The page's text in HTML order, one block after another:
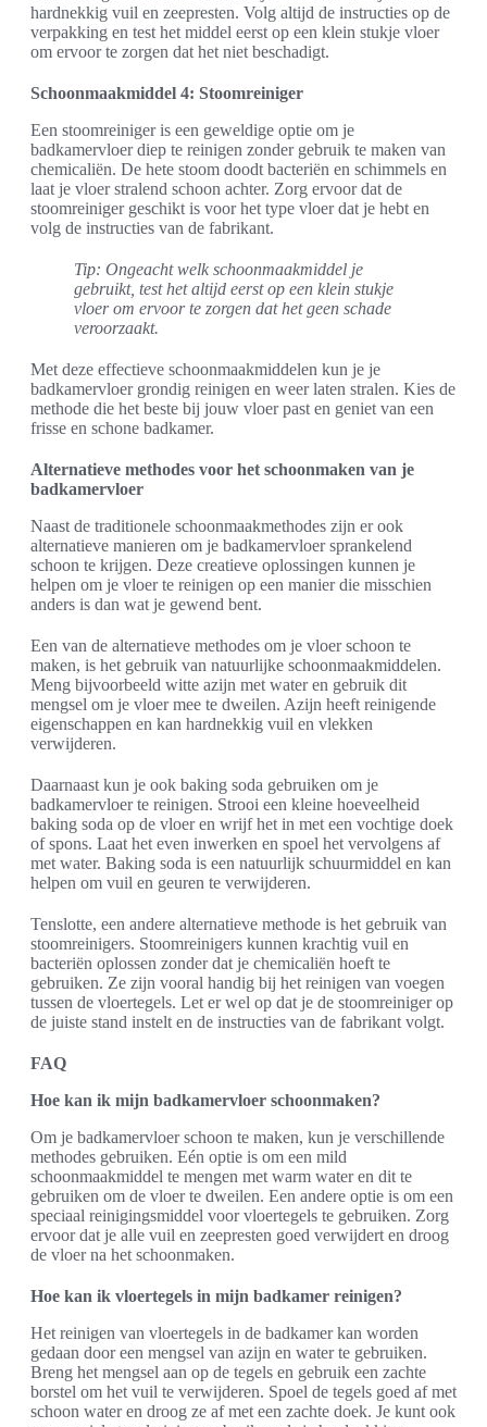
hardnekkig vuil en zeepresten. Volg altijd de instructies op de
verpakking en test het middel eerst op een klein stukje vloer
om ervoor te zorgen dat het niet beschadigt.
Schoonmaakmiddel 4: Stoomreiniger
Een stoomreiniger is een geweldige optie om je
badkamervloer diep te reinigen zonder gebruik te maken van
chemicaliën. De hete stoom doodt bacteriën en schimmels en
laat je vloer stralend schoon achter. Zorg ervoor dat de
stoomreiniger geschikt is voor het type vloer dat je hebt en
volg de instructies van de fabrikant.
Tip: Ongeacht welk schoonmaakmiddel je
gebruikt, test het altijd eerst op een klein stukje
vloer om ervoor te zorgen dat het geen schade
veroorzaakt.
Met deze effectieve schoonmaakmiddelen kun je je
badkamervloer grondig reinigen en weer laten stralen. Kies de
methode die het beste bij jouw vloer past en geniet van een
frisse en schone badkamer.
Alternatieve methodes voor het schoonmaken van je
badkamervloer
Naast de traditionele schoonmaakmethodes zijn er ook
alternatieve manieren om je badkamervloer sprankelend
schoon te krijgen. Deze creatieve oplossingen kunnen je
helpen om je vloer te reinigen op een manier die misschien
anders is dan wat je gewend bent.
Een van de alternatieve methodes om je vloer schoon te
maken, is het gebruik van natuurlijke schoonmaakmiddelen.
Meng bijvoorbeeld witte azijn met water en gebruik dit
mengsel om je vloer mee te dweilen. Azijn heeft reinigende
eigenschappen en kan hardnekkig vuil en vlekken
verwijderen.
Daarnaast kun je ook baking soda gebruiken om je
badkamervloer te reinigen. Strooi een kleine hoeveelheid
baking soda op de vloer en wrijf het in met een vochtige doek
of spons. Laat het even inwerken en spoel het vervolgens af
met water. Baking soda is een natuurlijk schuurmiddel en kan
helpen om vuil en geuren te verwijderen.
Tenslotte, een andere alternatieve methode is het gebruik van
stoomreinigers. Stoomreinigers kunnen krachtig vuil en
bacteriën oplossen zonder dat je chemicaliën hoeft te
gebruiken. Ze zijn vooral handig bij het reinigen van voegen
tussen de vloertegels. Let er wel op dat je de stoomreiniger op
de juiste stand instelt en de instructies van de fabrikant volgt.
FAQ
Hoe kan ik mijn badkamervloer schoonmaken?
Om je badkamervloer schoon te maken, kun je verschillende
methodes gebruiken. Eén optie is om een mild
schoonmaakmiddel te mengen met warm water en dit te
gebruiken om de vloer te dweilen. Een andere optie is om een
speciaal reinigingsmiddel voor vloertegels te gebruiken. Zorg
ervoor dat je alle vuil en zeepresten goed verwijdert en droog
de vloer na het schoonmaken.
Hoe kan ik vloertegels in mijn badkamer reinigen?
Het reinigen van vloertegels in de badkamer kan worden
gedaan door een mengsel van azijn en water te gebruiken.
Breng het mengsel aan op de tegels en gebruik een zachte
borstel om het vuil te verwijderen. Spoel de tegels goed af met
schoon water en droog ze af met een zachte doek. Je kunt ook